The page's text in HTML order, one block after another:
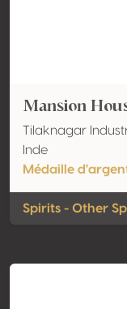
Mansion
Tilaknagar
Inde
Médaille
Spirits - Other